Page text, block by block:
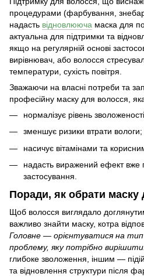
процедурами (фарбування,
надасть відновлююча маска для
актуальна для підтримки та
якщо на регулярній основі
вирівнювач, або волосся
температури, сухість повітря.
Зважаючи на власні потреби та
професійну маску для волосся,
нормалізує рівень
зменшує ризики втрати вологи;
насичує вітамінами та
надасть виражений ефект вже
застосування.
Поради, як обрати маску
Щоб волосся виглядало
важливо знайти маску, котра
Головне — орієнтуватися на
проблему, яку потрібно вирішити.
глибоке зволоження, іншим —
та відновлення структури після